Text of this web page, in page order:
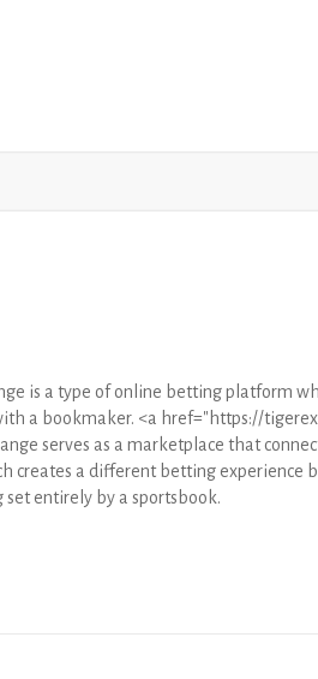
is a type of online betting platform
a bookmaker. <a href="https://
serves as a marketplace that
creates a different betting experience
entirely by a sportsbook.